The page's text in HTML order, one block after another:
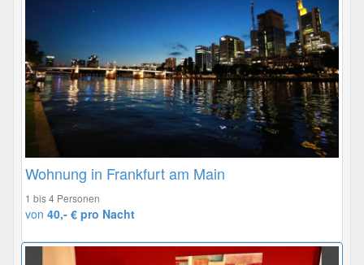
Wohnung in Frankfurt am Main
1 bis 4 Personen
von 40,- € pro Nacht